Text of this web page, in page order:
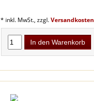
* inkl. MwSt., zzgl.Versandkosten
In den Warenkorb